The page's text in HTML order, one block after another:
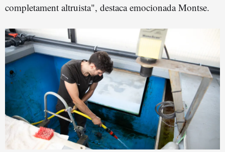
completament altruista", destaca emocionada Montse.